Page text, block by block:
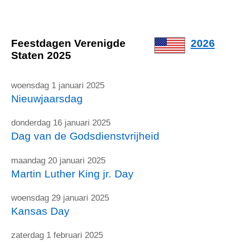
2026
Feestdagen Verenigde
Staten 2025
woensdag 1 januari 2025
Nieuwjaarsdag
donderdag 16 januari 2025
Dag van de Godsdienstvrijheid
maandag 20 januari 2025
Martin Luther King jr. Day
woensdag 29 januari 2025
Kansas Day
zaterdag 1 februari 2025